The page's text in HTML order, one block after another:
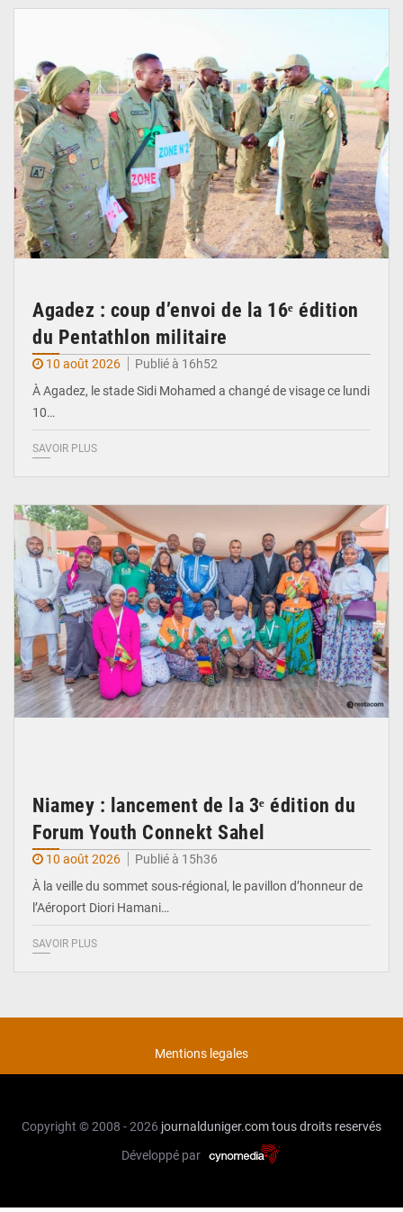
Agadez : coup d’envoi de la 16ᵉ édition
du Pentathlon militaire
10 août 2026
Publié à 16h52
À Agadez, le stade Sidi Mohamed a changé de visage ce lundi
10…
SAVOIR PLUS
Niamey : lancement de la 3ᵉ édition du
Forum Youth Connekt Sahel
10 août 2026
Publié à 15h36
À la veille du sommet sous-régional, le pavillon d’honneur de
l’Aéroport Diori Hamani…
SAVOIR PLUS
Mentions legales
Copyright © 2008 - 2026 journalduniger.comtous droits reservés
Développé par